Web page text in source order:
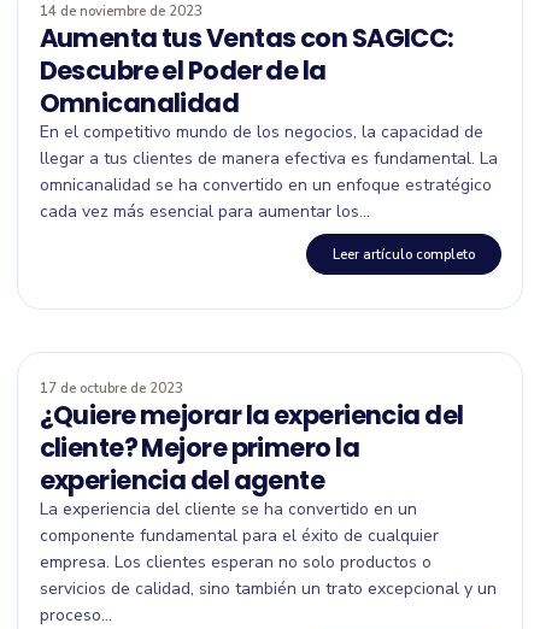
14 de noviembre de 2023
Aumenta tus Ventas con SAGICC:
Descubre el Poder de la
Omnicanalidad
En el competitivo mundo de los negocios, la capacidad de
llegar a tus clientes de manera efectiva es fundamental. La
omnicanalidad se ha convertido en un enfoque estratégico
cada vez más esencial para aumentar los...
Leer artículo completo
17 de octubre de 2023
¿Quiere mejorar la experiencia del
cliente? Mejore primero la
experiencia del agente
La experiencia del cliente se ha convertido en un
componente fundamental para el éxito de cualquier
empresa. Los clientes esperan no solo productos o
servicios de calidad, sino también un trato excepcional y un
proceso...